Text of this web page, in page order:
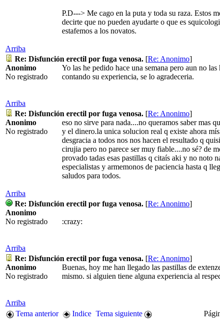
P.D---> Me cago en la puta y toda su raza. Estos
decirte que no pueden ayudarte o que es
estafemos a los novatos.
Arriba
Re: Disfunción erectil por fuga venosa. [Re: Anonimo]
Anonimo
No registrado
Yo las he pedido hace una semana pero aun no
contando su experiencia, se lo agradeceria.
Arriba
Re: Disfunción erectil por fuga venosa. [Re: Anonimo]
Anonimo
No registrado
eso no sirve para nada....no queramos saber mas
y el dinero.la unica solucion real q existe ahora
desgracia a todos nos nos hacen el resultado q
cirujia pero no parece ser muy fiable....no sé? de
provado tadas esas pastillas q citaís aki y no noto
especialistas y armemonos de paciencia hasta q
saludos para todos.
Arriba
Re: Disfunción erectil por fuga venosa. [Re: Anonimo]
Anonimo
No registrado
:crazy:
Arriba
Re: Disfunción erectil por fuga venosa. [Re: Anonimo]
Anonimo
No registrado
Buenas, hoy me han llegado las pastillas de
mismo. si alguien tiene alguna experiencia al
Arriba
Tema anterior Indice Tema siguiente